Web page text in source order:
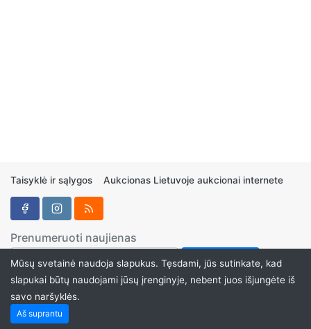
Taisyklė ir sąlygos Aukcionas Lietuvoje aukcionai internete
Prenumeruoti naujienas
Mūsų svetainė naudoja slapukus. Tęsdami, jūs sutinkate, kad
slapukai būtų naudojami jūsų įrenginyje, nebent juos išjungėte iš
savo naršyklės.
Aš suprantu